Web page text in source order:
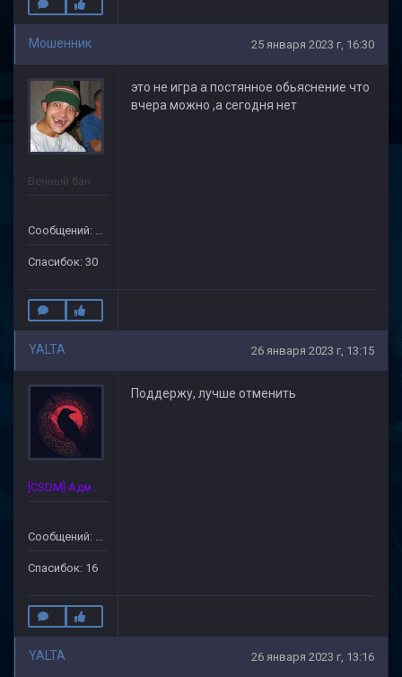
Мошенник 25 января 2023 г, 16:30
Вечный бан
Сообщений: 133
Спасибок: 30
это не игра а постянное обьяснение что
вчера можно ,а сегодня нет
YALTA 26 января 2023 г, 13:15
[CSDM] Администратор
Сообщений: 175
Спасибок: 16
Поддержу, лучше отменить
YALTA 26 января 2023 г, 13:16